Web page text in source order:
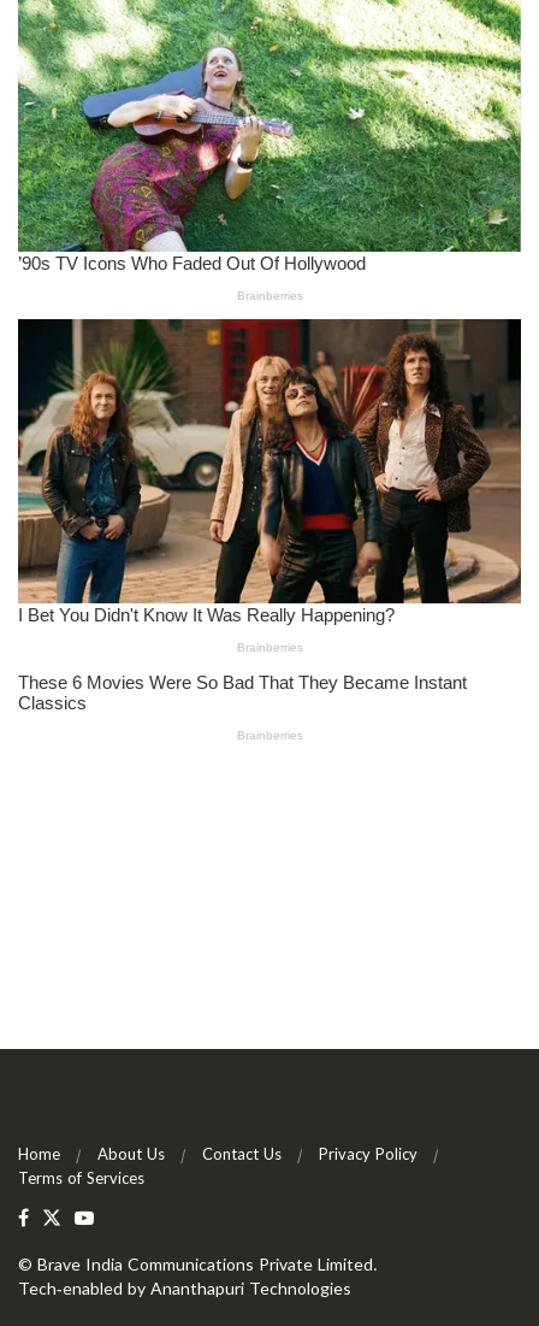
Home About Us Contact Us
Privacy Policy
Terms of Services
© Brave India Communications Private Limited.
Tech-enabled by Ananthapuri Technologies